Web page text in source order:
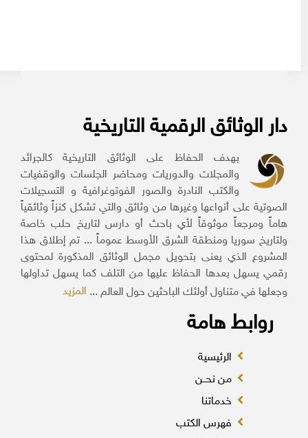
دار الوثائق الرقمية التاريخية
بهدف الحفاظ على الوثائق التاريخية كالجرائد
والمجلات والدوريات ومحاضر الجلسات والوقفيات
والكتب النادرة والصور الفوتوغرافية و التسجيلات
الصوتية على أنواعها وغيرها من وثائق والتي تشكل كنزاً وثائقياً
هاماً ومرجعاً موثوقاً لأي باحث أو دارس لتاريخ حلب خاصة
ولتاريخ سوريا ومنطقة الشرق الأوسط عموماً ... تم إطلاق هذا
المشروع الذي يعنى بتحويل مجمل الوثائق المذكورة لمحتوى
رقمي يسهل بعدها الحفاظ عليها من التلف كما يسهل تداولها
وجعلها في متناول أولئك الباحثين حول العالم ...المزيد
روابط هامة
الرئيسية
من نحــن
خدماتنا
فهرس الكتب